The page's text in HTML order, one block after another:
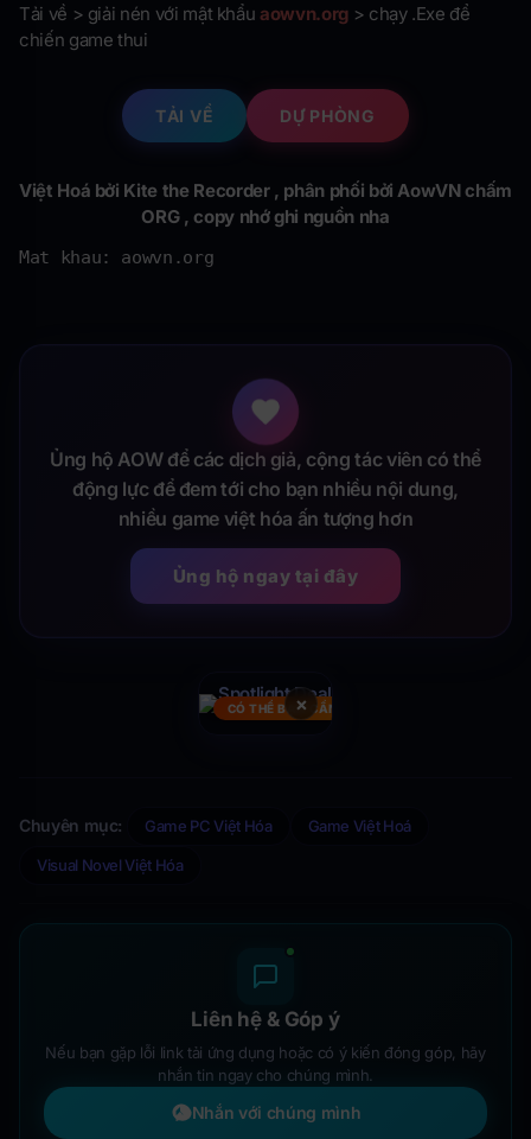
Tải về > giải nén với mật khẩuaowvn.org> chạy .Exe để
chiến game thui
TẢI VỀ DỰ PHÒNG
Việt Hoá bởi Kite the Recorder , phân phối bởi AowVN chấm
ORG , copy nhớ ghi nguồn nha
Mat khau: aowvn.org
Ủng hộ AOW để các dịch giả, cộng tác viên có thể
động lực để đem tới cho bạn nhiều nội dung,
nhiều game việt hóa ấn tượng hơn
Ủng hộ ngay tại đây
×
CÓ THỂ BẠN CẦN
Chuyên mục: Game PC Việt Hóa Game Việt Hoá
Visual Novel Việt Hóa
Liên hệ & Góp ý
Nếu bạn gặp lỗi link tải ứng dụng hoặc có ý kiến đóng góp, hãy
nhắn tin ngay cho chúng mình.
Nhắn với chúng mình